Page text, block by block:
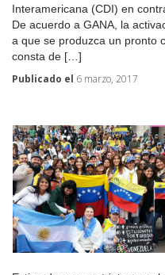
Interamericana (CDI) en
De acuerdo a GANA, la
a que se produzca un pronto
consta de […]
Publicado el 6 marzo, 2017